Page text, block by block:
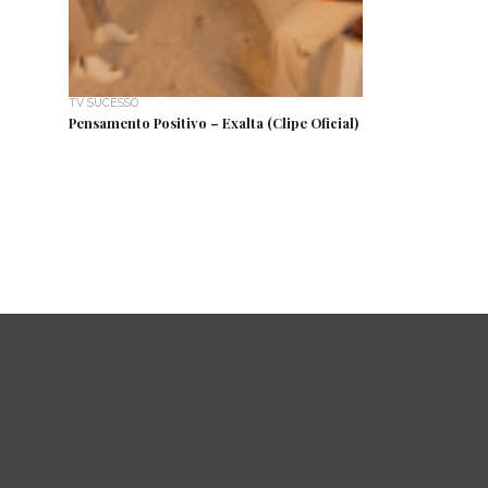
TV SUCESSO
Pensamento Positivo – Exalta (Clipe Oficial)